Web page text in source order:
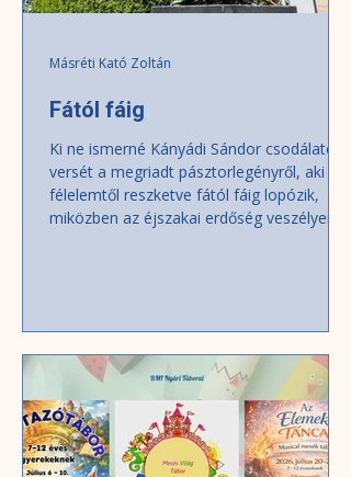
Fától fáig
Ki ne ismerné Kányádi Sándor csodálatos
versét a megriadt pásztorlegényről, aki a
félelemtől reszketve fától fáig lopózik,
miközben az éjszakai erdőség veszélyeire
bizonyítja, hogy a vén kontinens kétszer
olyan gyors ütemben melegszik, mint a
világ átlaga. Ha a műholdfelvételek alapján
készült hőtérképeket figyeljük, döbbenten
lát
Másréti Kató Zoltán